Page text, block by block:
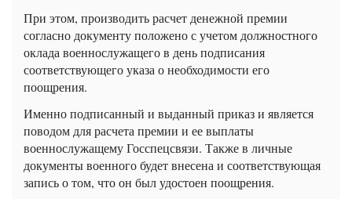
При этом, производить расчет денежной премии
согласно документу положено с учетом должностного
оклада военнослужащего в день подписания
соответствующего указа о необходимости его
поощрения.
Именно подписанный и выданный приказ и является
поводом для расчета премии и ее выплаты
военнослужащемуГосспецсвязи. Также в личные
документы военного будет внесена и соответствующая
запись о том, что он был удостоен поощрения.